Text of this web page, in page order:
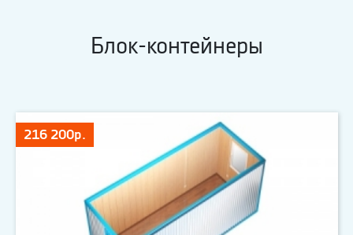
Блок-контейнеры
216 200р.